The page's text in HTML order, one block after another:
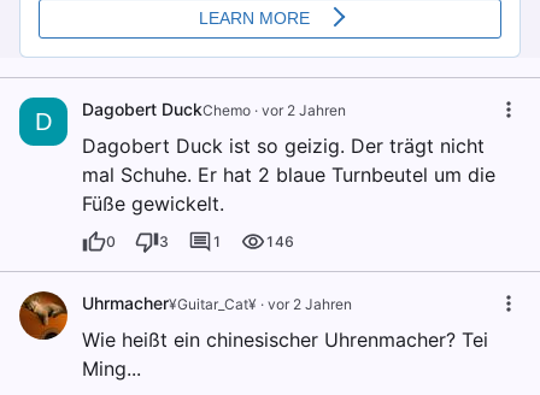
D Dagobert DuckChemo · vor 2 Jahren
Dagobert Duck ist so geizig. Der trägt nicht
mal Schuhe. Er hat 2 blaue Turnbeutel um die
Füße gewickelt.
0 3 1 146
Uhrmacher¥Guitar_Cat¥ · vor 2 Jahren
Wie heißt ein chinesischer Uhrenmacher? Tei
Ming...